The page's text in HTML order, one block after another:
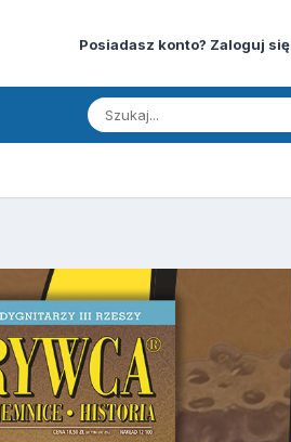
Posiadasz konto? Zaloguj się